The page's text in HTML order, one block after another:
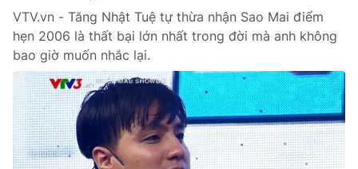
thuận bằng văn bản. Ghi rõ nguồn VTV.vn khi phát hành lại
thông tin từ website này.
VTV.vn - Tăng Nhật Tuệ tự thừa nhận Sao Mai điểm
hẹn 2006 là thất bại lớn nhất trong đời mà anh không
bao giờ muốn nhắc lại.